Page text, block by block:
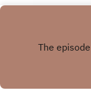
apoyar vía
a para